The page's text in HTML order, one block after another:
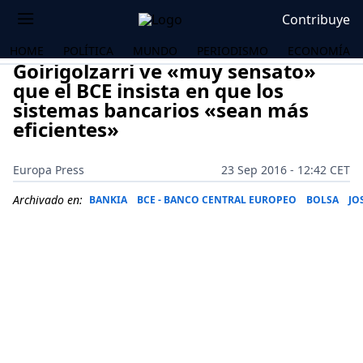
Contribuye
HOME POLÍTICA MUNDO PERIODISMO ECONOMÍA
Goirigolzarri ve «muy sensato»
que el BCE insista en que los
sistemas bancarios «sean más
eficientes»
Europa Press
23 Sep 2016 - 12:42 CET
Archivado en: BANKIA BCE - BANCO CENTRAL EUROPEO BOLSA